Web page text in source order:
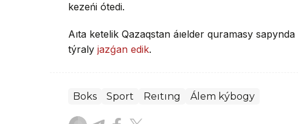
kezeńi ótedi.
Aıta ketelik Qazaqstan áıelder quramasy
týraly jazǵan edik.
Boks Sport Reıtıng Álem kýbogy